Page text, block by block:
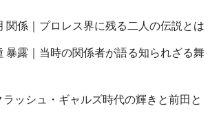
関係｜プロレス界に残る二人の伝説とは
暴露｜当時の関係者が語る知られざる舞
ッシュ・ギャルズ時代の輝きと前田と